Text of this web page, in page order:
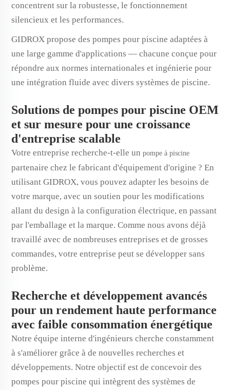
concentrent sur la robustesse, le fonctionnement
silencieux et les performances.
GIDROX propose des pompes pour piscine adaptées à
une large gamme d'applications — chacune conçue pour
répondre aux normes internationales et ingénierie pour
une intégration fluide avec divers systèmes de piscine.
Solutions de pompes pour piscine OEM
et sur mesure pour une croissance
d'entreprise scalable
Votre entreprise recherche-t-elle un pompe à piscine
partenaire chez le fabricant d'équipement d'origine ? En
utilisant GIDROX, vous pouvez adapter les besoins de
votre marque, avec un soutien pour les modifications
allant du design à la configuration électrique, en passant
par l'emballage et la marque. Comme nous avons déjà
travaillé avec de nombreuses entreprises et de grosses
commandes, votre entreprise peut se développer sans
problème.
Recherche et développement avancés
pour un rendement haute performance
avec faible consommation énergétique
Notre équipe interne d'ingénieurs cherche constamment
à s'améliorer grâce à de nouvelles recherches et
développements. Notre objectif est de concevoir des
pompes pour piscine qui intègrent des systèmes de